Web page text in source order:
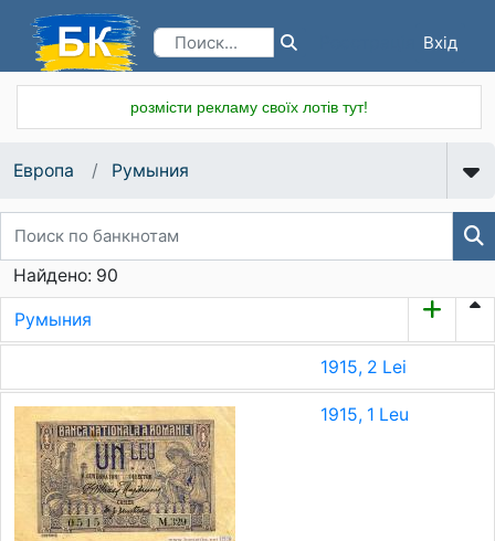
Вхід
розмісти рекламу своїх лотів тут!
Европа Румыния
Найдено: 90
Румыния
1915, 2 Lei
1915, 1 Leu